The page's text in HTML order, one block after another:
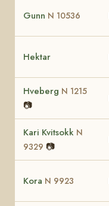
Gunn N 10536
Hektar
Hveberg N 1215
📷
Kari Kvitsokk N
9329 📷
Kora N 9923